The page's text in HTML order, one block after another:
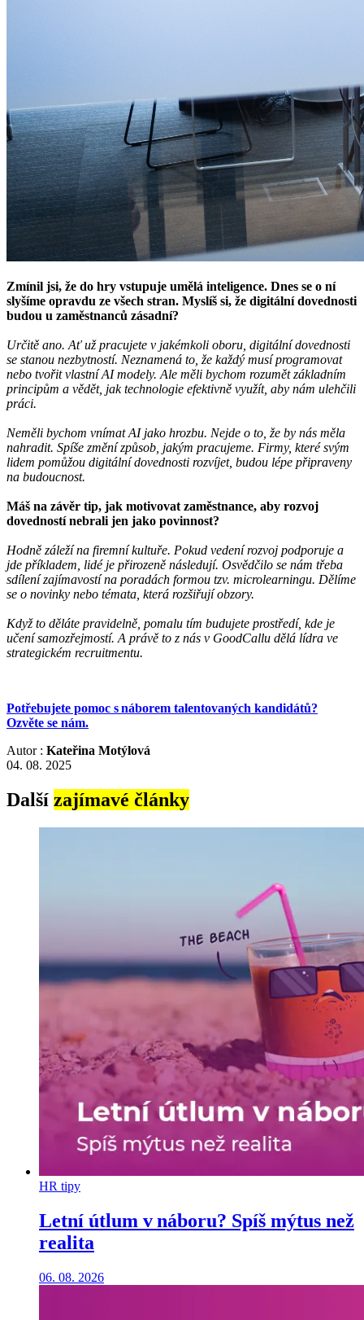
Zmínil jsi, že do hry vstupuje umělá inteligence. Dnes se o ní
slyšíme opravdu ze všech stran. Myslíš si, že digitální dovednosti
budou u zaměstnanců zásadní?
Určitě ano. Ať už pracujete v jakémkoli oboru, digitální dovednosti
se stanou nezbytností. Neznamená to, že každý musí programovat
nebo tvořit vlastní AI modely. Ale měli bychom rozumět základním
principům a vědět, jak technologie efektivně využít, aby nám ulehčili
práci.
Neměli bychom vnímat AI jako hrozbu. Nejde o to, že by nás měla
nahradit. Spíše změní způsob, jakým pracujeme. Firmy, které svým
lidem pomůžou digitální dovednosti rozvíjet, budou lépe připraveny
na budoucnost.
Máš na závěr tip, jak motivovat zaměstnance, aby rozvoj
dovedností nebrali jen jako povinnost?
Hodně záleží na firemní kultuře. Pokud vedení rozvoj podporuje a
jde příkladem, lidé je přirozeně následují. Osvědčilo se nám třeba
sdílení zajímavostí na poradách formou tzv. microlearningu. Dělíme
se o novinky nebo témata, která rozšiřují obzory.
Když to děláte pravidelně, pomalu tím budujete prostředí, kde je
učení samozřejmostí. A právě to z nás v GoodCallu dělá lídra ve
strategickém recruitmentu.
Potřebujete pomoc s náborem talentovaných kandidátů?
Ozvěte se nám.
Autor : Kateřina Motýlová
04. 08. 2025
Další zajímavé články
HR tipy
Letní útlum v náboru? Spíš mýtus než
realita
06. 08. 2026